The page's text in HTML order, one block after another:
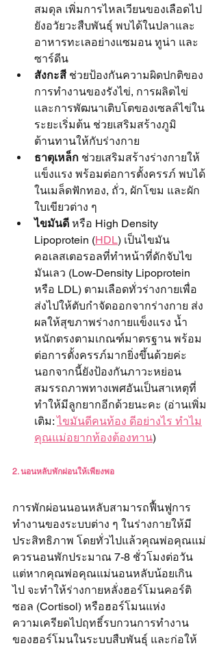
สมดุล เพิ่มการไหลเวียนของเลือดไป
ยังอวัยวะสืบพันธุ์ พบได้ในปลาและ
อาหารทะเลอย่างแซมอน ทูน่า และ
ซาร์ดีน
สังกะสี ช่วยป้องกันความผิดปกติของ
การทำงานของรังไข่, การผลิตไข่
และการพัฒนาเติบโตของเซลล์ไข่ใน
ระยะเริ่มต้น ช่วยเสริมสร้างภูมิ
ต้านทานให้กับร่างกาย
ธาตุเหล็ก ช่วยเสริมสร้างร่างกายให้
แข็งแรง พร้อมต่อการตั้งครรภ์ พบได้
ในเมล็ดฟักทอง, ถั่ว, ผักโขม และผัก
ใบเขียวต่าง ๆ
ไขมันดี หรือ High Density
Lipoprotein (HDL) เป็นไขมัน
คอเลสเตอรอลที่ทำหน้าที่ดักจับไข
มันเลว (Low-Density Lipoprotein
หรือ LDL) ตามเลือดทั่วร่างกายเพื่อ
ส่งไปให้ตับกำจัดออกจากร่างกาย ส่ง
ผลให้สุขภาพร่างกายแข็งแรง น้ำ
หนักตรงตามเกณฑ์มาตรฐาน พร้อม
ต่อการตั้งครรภ์มากยิ่งขึ้นด้วยค่ะ
นอกจากนี้ยังป้องกันภาวะหย่อน
สมรรถภาพทางเพศอันเป็นสาเหตุที่
ทำให้มีลูกยากอีกด้วยนะคะ (อ่านเพิ่ม
เติม: ไขมันดีคนท้อง ดีอย่างไร ทำไม
คุณแม่อยากท้องต้องทาน)
2. นอนหลับพักผ่อนให้เพียงพอ
การพักผ่อนนอนหลับสามารถฟื้นฟูการ
ทำงานของระบบต่าง ๆ ในร่างกายให้มี
ประสิทธิภาพ โดยทั่วไปแล้วคุณพ่อคุณแม่
ควรนอนพักประมาณ 7-8 ชั่วโมงต่อวัน
แต่หากคุณพ่อคุณแม่นอนหลับน้อยเกิน
ไป จะทำให้ร่างกายหลั่งฮอร์โมนคอร์ติ
ซอล (Cortisol) หรือฮอร์โมนแห่ง
ความเครียดไปฤทธิ์รบกวนการทำงาน
ของฮอร์โมนในระบบสืบพันธุ์ และก่อให้